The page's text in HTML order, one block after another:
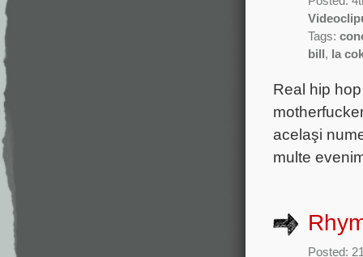
Tags:
bill , la
Real hip
acelaşi
multe
Posted: